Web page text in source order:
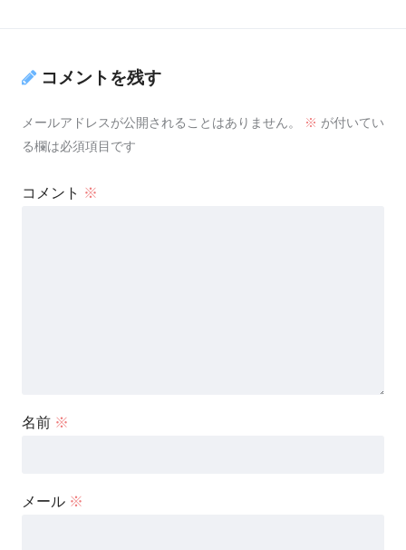
コメントを残す
メールアドレスが公開されることはありません。 ※ が付いてい
る欄は必須項目です
コメント ※
名前 ※
メール ※